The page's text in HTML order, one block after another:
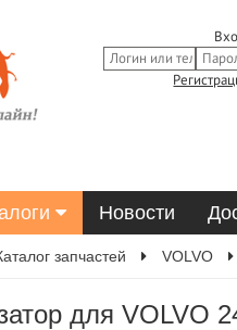
Новости
запчастей VOLVO
для VOLVO